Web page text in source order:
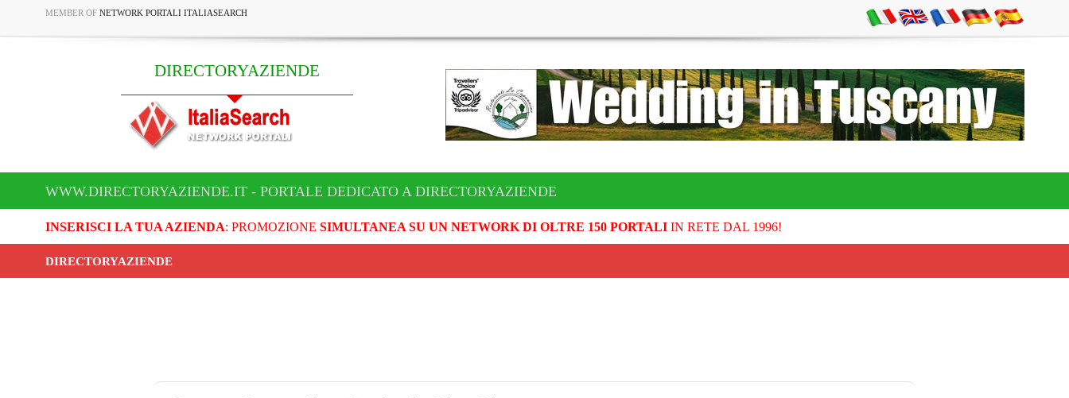
MEMBER OF NETWORK PORTALI ITALIASEARCH
DIRECTORYAZIENDE
WWW.DIRECTORYAZIENDE.IT - PORTALE DEDICATO A DIRECTORYAZIENDE
INSERISCI LA TUA AZIENDA: PROMOZIONE SIMULTANEA SU UN NETWORK DI OLTRE 150 PORTALIIN RETE DAL 1996!
DIRECTORYAZIENDE